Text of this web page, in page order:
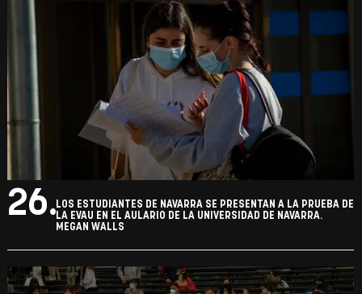
26.LOS ESTUDIANTES DE NAVARRA SE PRESENTAN A LA PRUEBA DE
LA EVAU EN EL AULARIO DE LA UNIVERSIDAD DE NAVARRA.
MEGAN WALLS